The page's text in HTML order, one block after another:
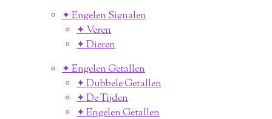
✦ Engelen Signalen
✦ Veren
✦ Dieren
✦ Engelen Getallen
✦ Dubbele Getallen
✦ De Tijden
✦ Engelen Getallen